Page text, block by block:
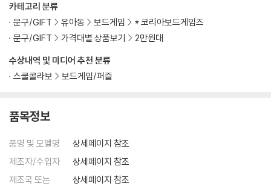
수상내역 및 미디어 추천 분류
스쿨콜라보
보드게임/퍼즐
카테고리 분류
문구/GIFT
유아동 보드게임
* 코리아보드게임즈
문구/GIFT
가격대별 상품보기 2만원대
품목정보
품명 및 모델명
상세페이지 참조
제조자/수입자
상세페이지 참조
제조국 또는
상세페이지 참조